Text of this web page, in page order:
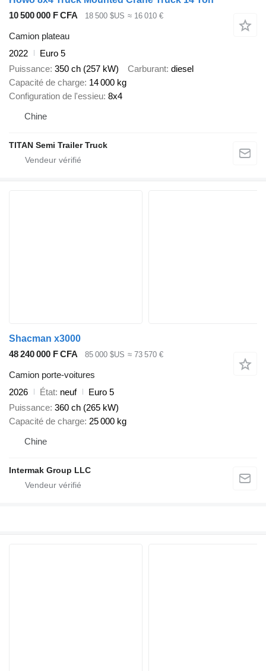
10 500 000 F CFA
18 500 $US ≈ 16 010 €
Camion plateau
2022
Euro 5
Puissance 350 ch (257 kW) Carburant diesel
Capacité de charge 14 000 kg
Configuration de l'essieu 8x4
Chine
TITAN Semi Trailer Truck
Shacman x3000
48 240 000 F CFA
85 000 $US ≈ 73 570 €
Camion porte-voitures
2026
État neuf
Euro 5
Puissance 360 ch (265 kW)
Capacité de charge 25 000 kg
Chine
Intermak Group LLC